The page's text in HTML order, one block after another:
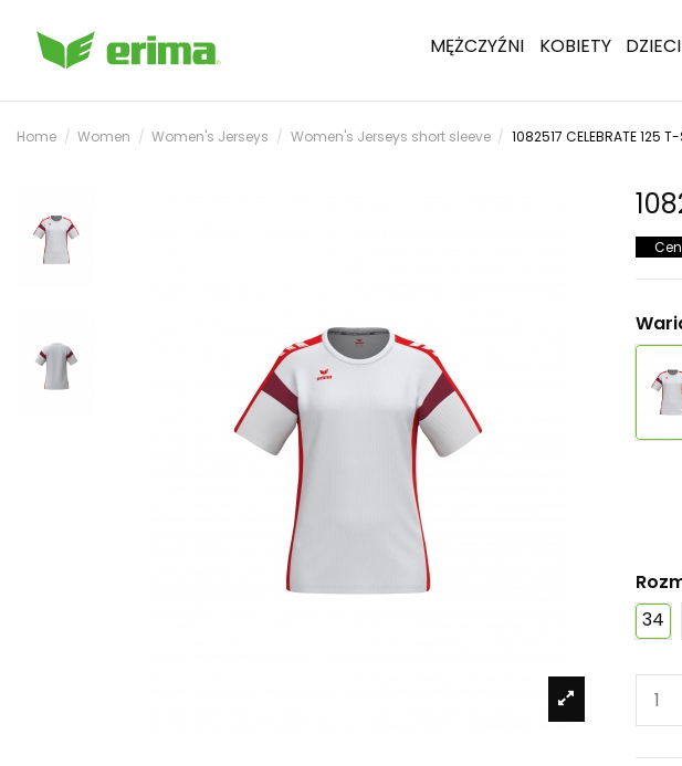
MĘŻCZYŹNI KOBIETY
Home Women Women's Jerseys Women's Jerseys short sleeve 1082517 CELEBRATE
34